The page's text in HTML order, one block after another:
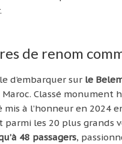
de renom
d’embarquer sur le
Maroc. Classé
mis à l’honneur en 2024
parmi les 20 plus grands
48 passagers,